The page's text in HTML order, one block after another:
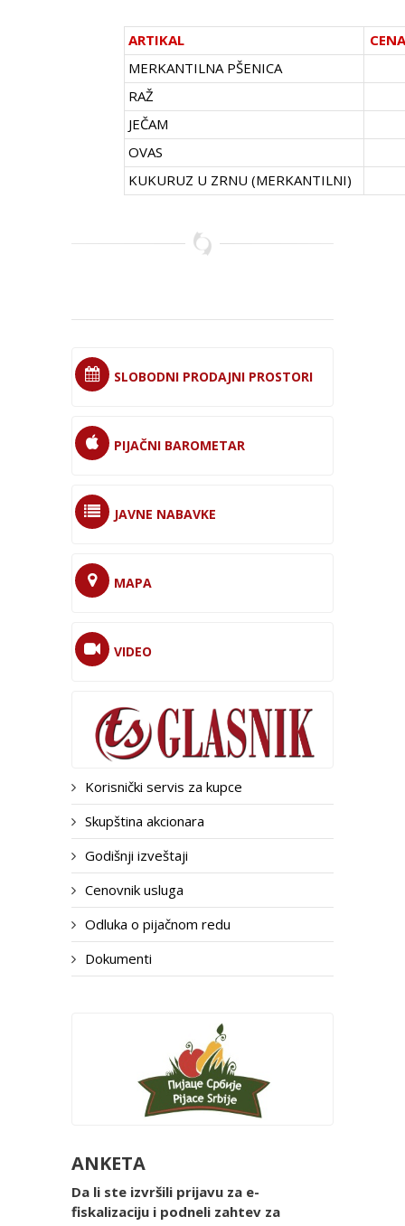
ARTIKAL
MERKANTILNA PŠENICA
RAŽ
JEČAM
OVAS
KUKURUZ U ZRNU (MERKANTILNI)
SLOBODNI PRODAJNI PROSTORI
PIJAČNI BAROMETAR
JAVNE NABAVKE
MAPA
VIDEO
Korisnički servis za kupce
Skupština akcionara
Godišnji izveštaji
Cenovnik usluga
Odluka o pijačnom redu
Dokumenti
ANKETA
Da li ste izvršili prijavu za e-
fiskalizaciju i podneli zahtev za